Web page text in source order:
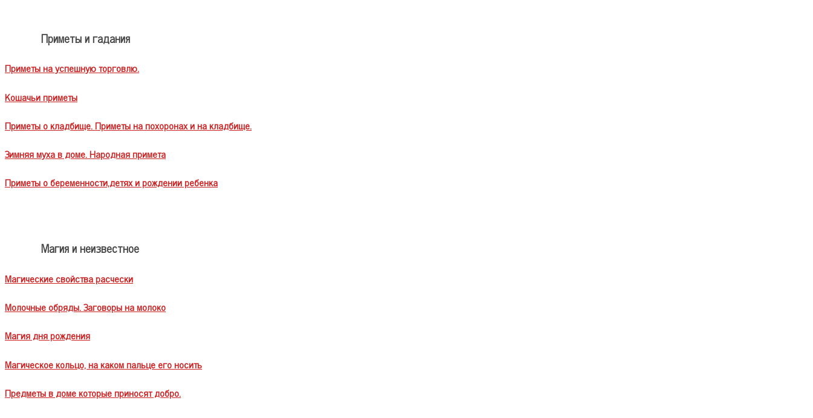
Приметы и гадания
Приметы на успешную торговлю.
Кошачьи приметы
Приметы о кладбище. Приметы на похоронах и на кладбище.
Зимняя муха в доме. Народная примета
Приметы о беременности,детях и рождении ребенка
Магия и неизвестное
Магические свойства расчески
Молочные обряды. Заговоры на молоко
Магия дня рождения
Магическое кольцо, на каком пальце его носить
Предметы в доме которые приносят добро.